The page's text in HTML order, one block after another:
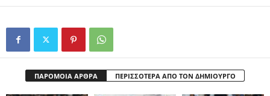
ΠΑΡΟΜΟΙΑ ΑΡΘΡΑ ΠΕΡΙΣΣΟΤΕΡΑ ΑΠΟ ΤΟΝ ΔΗΜΙΟΥΡΓΟ